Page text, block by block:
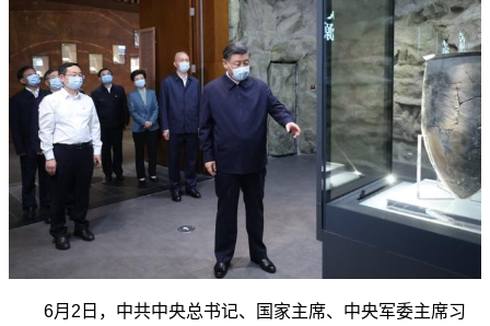
6月2日，中共中央总书记、国家主席、中央军委主席习